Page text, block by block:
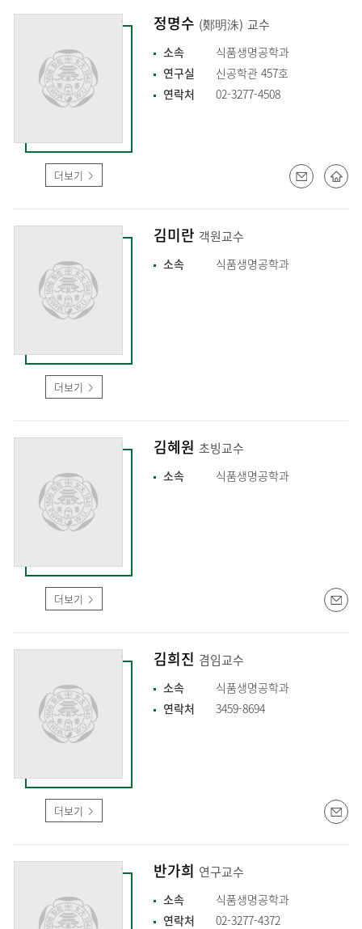
더보기
정명수 (鄭明洙) 교수
소속
식품생명공학과
연구실
신공학관 457호
연락처
02-3277-4508
더보기
김미란 객원교수
소속 식품생명공학과
더보기
김혜원 초빙교수
소속 식품생명공학과
더보기
김희진 겸임교수
소속
식품생명공학과
연락처
3459-8694
반가희 연구교수
소속
식품생명공학과
연락처
02-3277-4372